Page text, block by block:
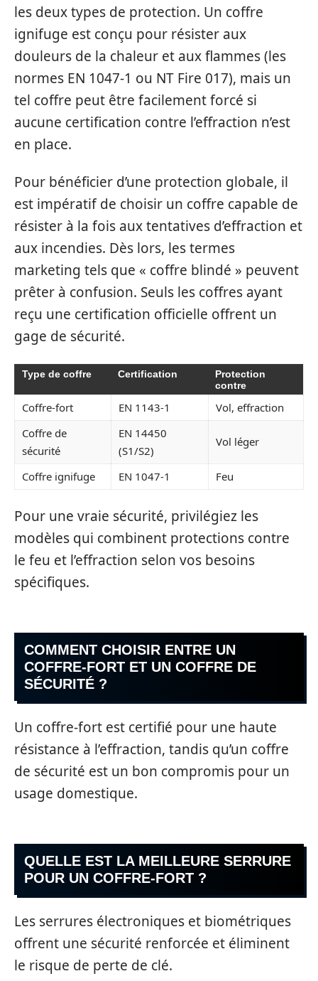
les deux types de protection. Un coffre
ignifuge est conçu pour résister aux
douleurs de la chaleur et aux flammes (les
normes EN 1047-1 ou NT Fire 017), mais un
tel coffre peut être facilement forcé si
aucune certification contre l’effraction n’est
en place.
Pour bénéficier d’une protection globale, il
est impératif de choisir un coffre capable de
résister à la fois aux tentatives d’effraction et
aux incendies. Dès lors, les termes
marketing tels que « coffre blindé » peuvent
prêter à confusion. Seuls les coffres ayant
reçu une certification officielle offrent un
gage de sécurité.
Type de coffre Certification
Protection
contre
Coffre-fort EN 1143-1
Vol, effraction
Coffre de
sécurité
EN 14450
(S1/S2)
Vol léger
Coffre ignifuge EN 1047-1 Feu
Pour une vraie sécurité, privilégiez les
modèles qui combinent protections contre
le feu et l’effraction selon vos besoins
spécifiques.
COMMENT CHOISIR ENTRE UN
COFFRE-FORT ET UN COFFRE DE
SÉCURITÉ ?
Un coffre-fort est certifié pour une haute
résistance à l’effraction, tandis qu’un coffre
de sécurité est un bon compromis pour un
usage domestique.
QUELLE EST LA MEILLEURE SERRURE
POUR UN COFFRE-FORT ?
Les serrures électroniques et biométriques
offrent une sécurité renforcée et éliminent
le risque de perte de clé.